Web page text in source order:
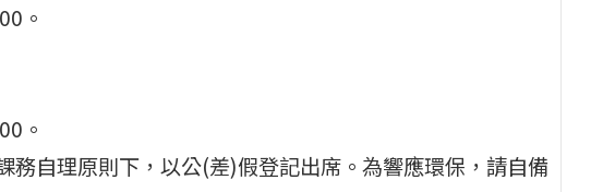
。
。
務自理原則下，以公(差)假登記出席。為響應環保，請自備